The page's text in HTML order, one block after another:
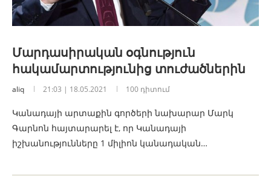
Մարդասիրական օգնություն
հակամարտությունից տուժածներին
aliq 21:03 | 18.05.2021 100 դիտում
Կանադայի արտաքին գործերի նախարար Մարկ
Գարնոն հայտարարել է, որ Կանադայի
իշխանությունները 1 միլիոն կանադական…